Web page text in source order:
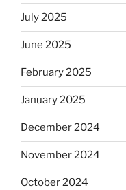
July 2025
June 2025
February 2025
January 2025
December 2024
November 2024
October 2024